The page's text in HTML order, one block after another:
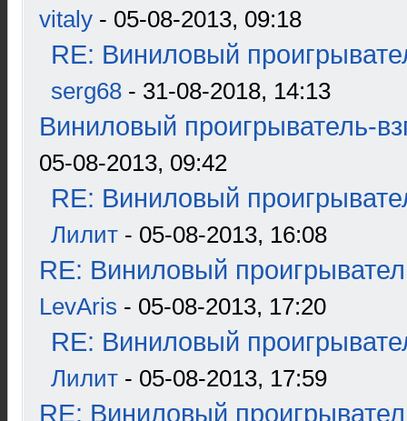
vitaly - 05-08-2013, 09:18
RE: Виниловый
serg68 - 31-08-2018, 14:13
Виниловый проигрыватель-
05-08-2013, 09:42
RE: Виниловый
Лилит - 05-08-2013, 16:08
RE: Виниловый
LevAris - 05-08-2013, 17:20
RE: Виниловый
Лилит - 05-08-2013, 17:59
RE: Виниловый